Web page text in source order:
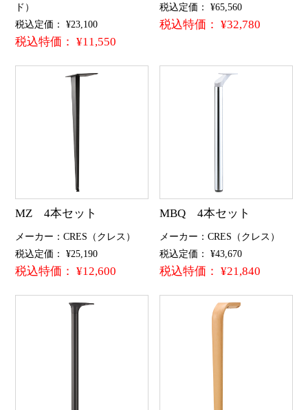
ド）
税込定価： ¥23,100
税込特価： ¥11,550
税込定価： ¥65,560
税込特価： ¥32,780
MZ 4本セット
メーカー：CRES（クレス）
税込定価： ¥25,190
税込特価： ¥12,600
MBQ 4本セット
メーカー：CRES（クレス）
税込定価： ¥43,670
税込特価： ¥21,840